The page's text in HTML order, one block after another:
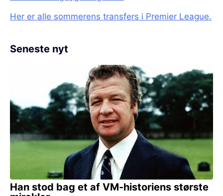
Her er alle sommerens transfers i Premier League.
Seneste nyt